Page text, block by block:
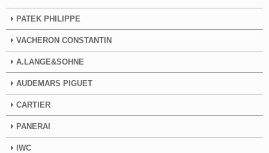
PATEK PHILIPPE
VACHERON CONSTANTIN
A.LANGE&SOHNE
AUDEMARS PIGUET
CARTIER
PANERAI
IWC